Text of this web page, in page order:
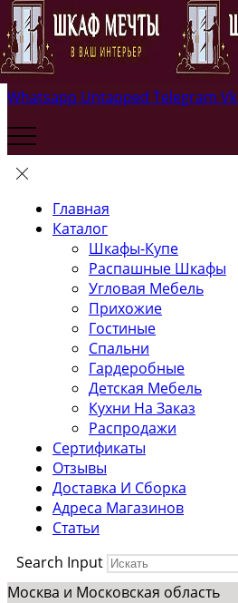
Whatsapp Untapped Telegram Vk
Главная
Каталог
Шкафы-Купе
Распашные Шкафы
Угловая Мебель
Прихожие
Гостиные
Спальни
Гардеробные
Детская Мебель
Кухни На Заказ
Распродажи
Сертификаты
Отзывы
Доставка И Сборка
Адреса Магазинов
Статьи
Search Input
Москва и Московская область